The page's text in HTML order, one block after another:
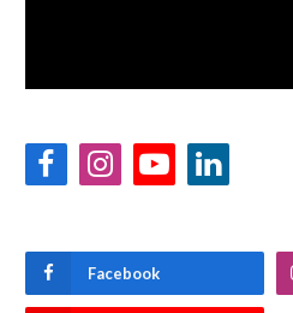
FacebookInstagramYouTubeLinkedIn
Facebook